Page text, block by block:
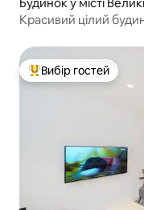
Красивий цілий
Топ вибір гостей
Вибір гостей